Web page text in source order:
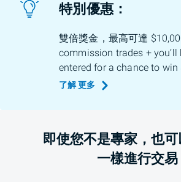
特別優惠：
雙倍獎金，最高可達
commission trades +
entered for a chance to win
了解更多
即使您不是專家，也
一樣進行交易